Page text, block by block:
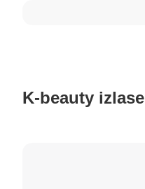
K-beauty izlase